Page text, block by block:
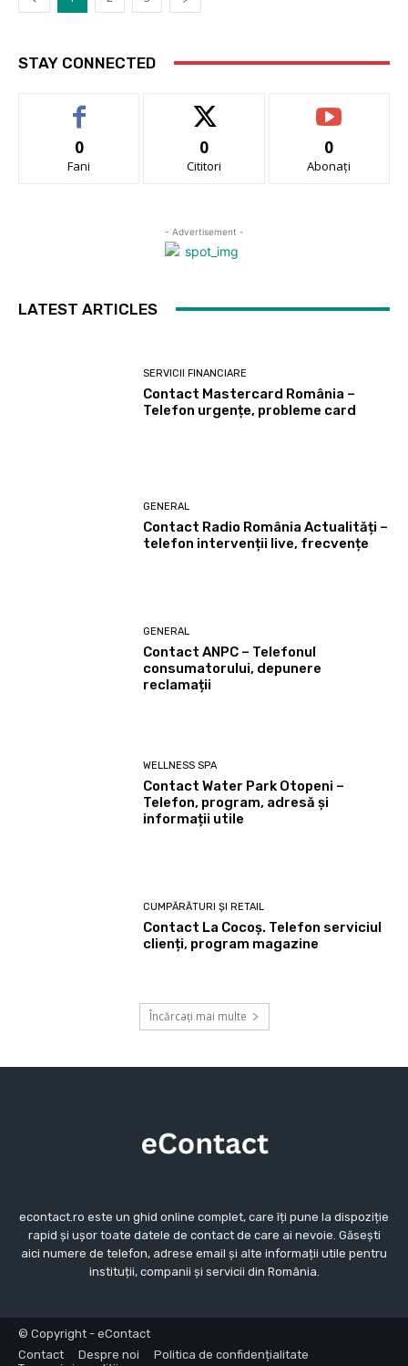
STAY CONNECTED
0
Fani
0
Cititori
0
Abonați
- Advertisement -
LATEST ARTICLES
SERVICII FINANCIARE
Contact Mastercard România –
Telefon urgențe, probleme card
GENERAL
Contact Radio România Actualități –
telefon intervenții live, frecvențe
GENERAL
Contact ANPC – Telefonul
consumatorului, depunere
reclamații
WELLNESS SPA
Contact Water Park Otopeni –
Telefon, program, adresă și
informații utile
CUMPĂRĂTURI ȘI RETAIL
Contact La Cocoș. Telefon serviciul
clienți, program magazine
Încărcați mai multe
econtact.ro este un ghid online complet, care îți pune la dispoziție
rapid și ușor toate datele de contact de care ai nevoie. Găsești
aici numere de telefon, adrese email și alte informații utile pentru
instituții, companii și servicii din România.
© Copyright - eContact
Contact
Despre noi
Politica de confidențialitate